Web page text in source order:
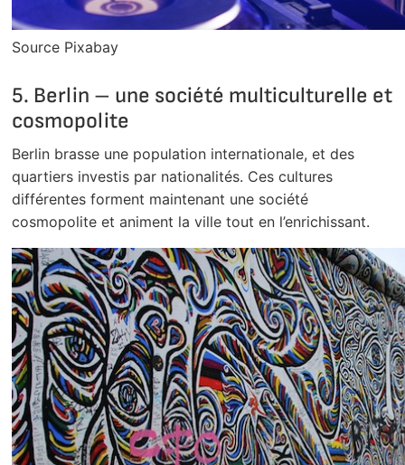
Source Pixabay
5. Berlin – une société multiculturelle et
cosmopolite
Berlin brasse une population internationale, et des
quartiers investis par nationalités. Ces cultures
différentes forment maintenant une société
cosmopolite et animent la ville tout en l’enrichissant.